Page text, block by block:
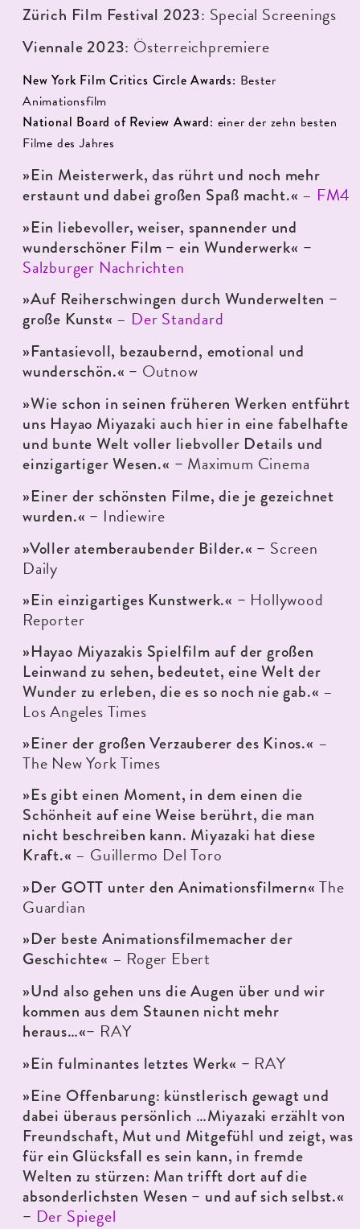
Zürich Film Festival 2023: Special Screenings
Viennale 2023: Österreichpremiere
New York Film Critics Circle Awards: Bester
Animationsfilm
National Board of Review Award: einer der zehn besten
Filme des Jahres
»Ein Meisterwerk, das rührt und noch mehr
erstaunt und dabei großen Spaß macht.« – FM4
»Ein liebevoller, weiser, spannender und
wunderschöner Film – ein Wunderwerk« –
Salzburger Nachrichten
»Auf Reiherschwingen durch Wunderwelten –
große Kunst« – Der Standard
»Fantasievoll, bezaubernd, emotional und
wunderschön.« – Outnow
»Wie schon in seinen früheren Werken entführt
uns Hayao Miyazaki auch hier in eine fabelhafte
und bunte Welt voller liebvoller Details und
einzigartiger Wesen.« – Maximum Cinema
»Einer der schönsten Filme, die je gezeichnet
wurden.« – Indiewire
»Voller atemberaubender Bilder.« – Screen
Daily
»Ein einzigartiges Kunstwerk.« – Hollywood
Reporter
»Hayao Miyazakis Spielfilm auf der großen
Leinwand zu sehen, bedeutet, eine Welt der
Wunder zu erleben, die es so noch nie gab.« –
Los Angeles Times
»Einer der großen Verzauberer des Kinos.« –
The New York Times
»Es gibt einen Moment, in dem einen die
Schönheit auf eine Weise berührt, die man
nicht beschreiben kann. Miyazaki hat diese
Kraft.« – Guillermo Del Toro
»Der GOTT unter den Animationsfilmern« The
Guardian
»Der beste Animationsfilmemacher der
Geschichte« – Roger Ebert
»Und also gehen uns die Augen über und wir
kommen aus dem Staunen nicht mehr
heraus…«– RAY
»Ein fulminantes letztes Werk« – RAY
»Eine Offenbarung: künstlerisch gewagt und
dabei überaus persönlich …Miyazaki erzählt von
Freundschaft, Mut und Mitgefühl und zeigt, was
für ein Glücksfall es sein kann, in fremde
Welten zu stürzen: Man trifft dort auf die
absonderlichsten Wesen – und auf sich selbst.«
– Der Spiegel